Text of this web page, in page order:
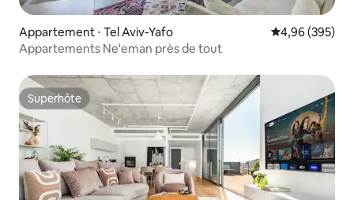
Appartement ⋅ Tel Aviv-Yafo Évaluation
4,96 (395)
Appartements Ne'eman près de tout
Superhôte
Superhôte